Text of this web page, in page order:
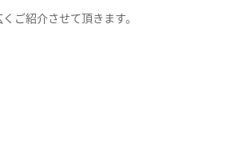
ご紹介させて頂きます。